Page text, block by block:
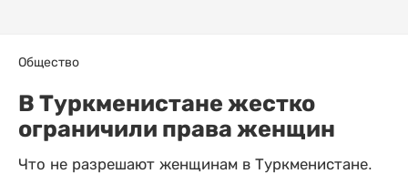
Общество
В Туркменистане жестко
ограничили права женщин
Что не разрешают женщинам в Туркменистане.